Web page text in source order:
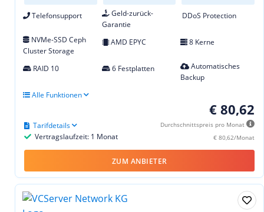
Telefonsupport
Geld-zurück-
Garantie
DDoS Protection
NVMe-SSD Ceph
Cluster Storage
AMD EPYC 8 Kerne
RAID 10 6 Festplatten
Automatisches
Backup
Alle Funktionen
€ 80,62
Durchschnittspreis pro Monat
€ 80,62/Monat
Vertragslaufzeit: 1 Monat
Tarifdetails
ZUM ANBIETER